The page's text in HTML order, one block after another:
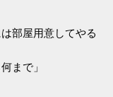
部屋用意してやる
まで」